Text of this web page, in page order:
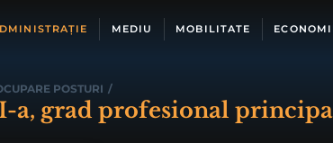
MEDIU MOBILITATE
POSTURI /
a, grad profesional